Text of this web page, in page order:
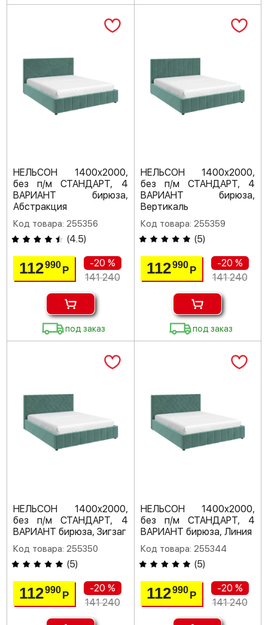
НЕЛЬСОН 1400х2000,
без п/м СТАНДАРТ, 4
ВАРИАНТ бирюза,
Абстракция
Код товара: 255356
(4.5)
112990 Р
-20 %
141 240
под заказ
НЕЛЬСОН 1400х2000,
без п/м СТАНДАРТ, 4
ВАРИАНТ бирюза,
Вертикаль
Код товара: 255359
(5)
112990 Р
-20 %
141 240
под заказ
НЕЛЬСОН 1400х2000,
без п/м СТАНДАРТ, 4
ВАРИАНТ бирюза, Зигзаг
Код товара: 255350
(5)
112990 Р
-20 %
141 240
НЕЛЬСОН 1400х2000,
без п/м СТАНДАРТ, 4
ВАРИАНТ бирюза, Линия
Код товара: 255344
(5)
112990 Р
-20 %
141 240